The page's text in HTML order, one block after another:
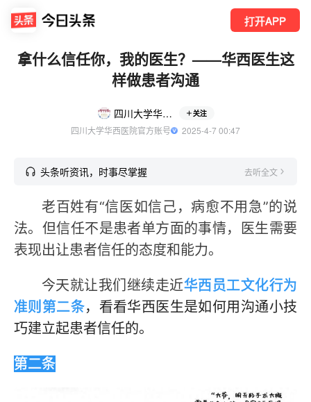
打开APP
拿什么信任你，我的医生？——华西医生这
样做患者沟通
四川大学华西医院 关注
四川大学华西医院官方账号
  2025-4-7 00:47
头条听资讯，时事尽掌握 去听全文
老百姓有“信医如信己，病愈不用急”的说
法。但信任不是患者单方面的事情，医生需要
表现出让患者信任的态度和能力。
今天就让我们继续走近华西员工文化行为
准则第二条，看看华西医生是如何用沟通小技
巧建立起患者信任的。
第二条